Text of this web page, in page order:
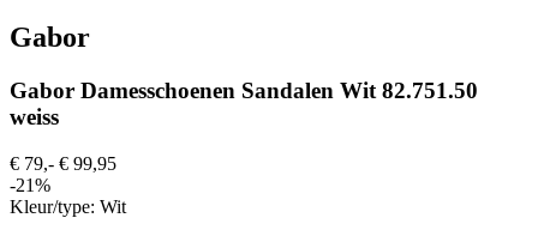
Gabor
Gabor Damesschoenen Sandalen Wit 82.751.50
weiss
€ 79,- € 99,95
-21%
Kleur/type: Wit